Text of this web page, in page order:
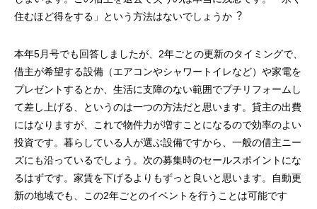
住むほど得をする」という方法はないでしょうか︖
本年5月号でも回答しましたが、2年ごとの更新のタイミングで、
借主が希望する設備（エアコンやシャワートイレなど）や家電を
プレゼントするとか、生活に支障のない範囲でプチリフォームし
て差し上げる、というのは一つの方法だと思います。貸主の出費
にはなりますが、これで物件力が増すことになるので効率のよい
投資です。暮らしている人が選ぶ設備ですから、一般の借主ニー
ズにも沿っているでしょう。次の募集時のセールスポイントにな
るはずです。家賃を下げるよりもずっと良いと思います。自動更
新の地域でも、この2年ごとのイベントを行うことは可能です